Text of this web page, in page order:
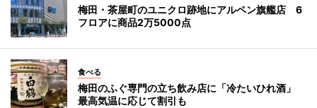
梅田・茶屋町のユニクロ跡地にアルペン旗艦店 6
フロアに商品2万5000点
食べる
梅田のふぐ専門の立ち飲み店に「冷たいひれ酒」
最高気温に応じて割引も